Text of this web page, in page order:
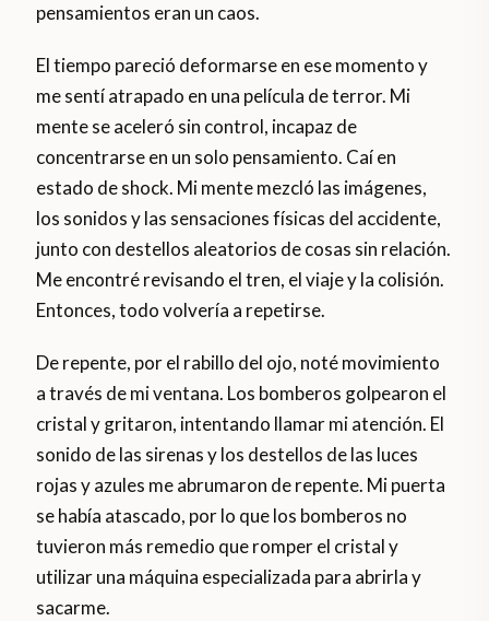
pensamientos eran un caos.
El tiempo pareció deformarse en ese momento y
me sentí atrapado en una película de terror. Mi
mente se aceleró sin control, incapaz de
concentrarse en un solo pensamiento. Caí en
estado de shock. Mi mente mezcló las imágenes,
los sonidos y las sensaciones físicas del accidente,
junto con destellos aleatorios de cosas sin relación.
Me encontré revisando el tren, el viaje y la colisión.
Entonces, todo volvería a repetirse.
De repente, por el rabillo del ojo, noté movimiento
a través de mi ventana. Los bomberos golpearon el
cristal y gritaron, intentando llamar mi atención. El
sonido de las sirenas y los destellos de las luces
rojas y azules me abrumaron de repente. Mi puerta
se había atascado, por lo que los bomberos no
tuvieron más remedio que romper el cristal y
utilizar una máquina especializada para abrirla y
sacarme.